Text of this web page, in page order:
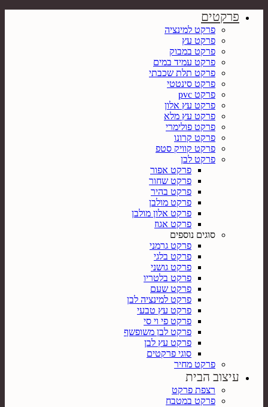
פרקטים
פרקט למינציה
פרקט עץ
פרקט במבוק
פרקט עמיד במים
פרקט תלת שכבתי
פרקט סינטטי
פרקט pvc
פרקט עץ אלון
פרקט עץ מלא
פרקט פולימרי
פרקט קרונו
פרקט קוויק סטפ
פרקט לבן
פרקט אפור
פרקט שחור
פרקט בהיר
פרקט מולבן
פרקט אלון מולבן
פרקט אגוז
סוגים נוספים
פרקט גרמני
פרקט בלגי
פרקט גושני
פרקט בלטריו
פרקט שעם
פרקט למינציה לבן
פרקט עץ טבעי
פרקט פי וי סי
פרקט לבן משופשף
פרקט עץ לבן
סוגי פרקטים
פרקט מחיר
עיצוב הבית
רצפת פרקט
פרקט במטבח